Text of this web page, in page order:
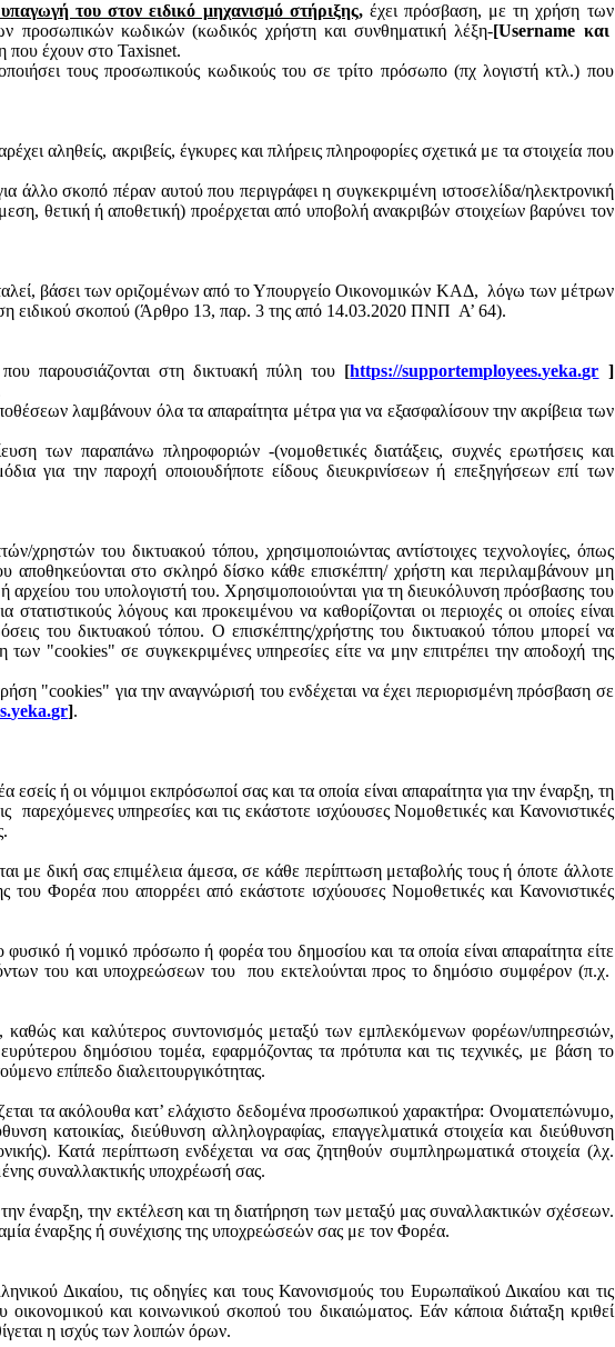
του στον ειδικό μηχανισμό στήριξης,έχει πρόσβαση, με τη χρήση των
προσωπικών κωδικών (κωδικός χρήστη και συνθηματική λέξη-[Username και
που έχουν στο Taxisnet.
τους προσωπικούς κωδικούς του σε τρίτο πρόσωπο (πχ λογιστή κτλ.) που
αληθείς, ακριβείς, έγκυρες και πλήρεις πληροφορίες σχετικά με τα στοιχεία που
άλλο σκοπό πέραν αυτού που περιγράφει η συγκεκριμένη ιστοσελίδα/ηλεκτρονική
θετική ή αποθετική) προέρχεται από υποβολή ανακριβών στοιχείων βαρύνει τον
βάσει των οριζομένων από το Υπουργείο Οικονομικών ΚΑΔ, λόγω των μέτρων
ειδικού σκοπού (Άρθρο 13, παρ. 3 της από 14.03.2020 ΠΝΠ Α’ 64).
παρουσιάζονται στη δικτυακή πύλη του [https://supportemployees.yeka.gr ]
λαμβάνουν όλα τα απαραίτητα μέτρα για να εξασφαλίσουν την ακρίβεια των
των παραπάνω πληροφοριών -(νομοθετικές διατάξεις, συχνές ερωτήσεις και
για την παροχή οποιουδήποτε είδους διευκρινίσεων ή επεξηγήσεων επί των
χρηστών του δικτυακού τόπου, χρησιμοποιώντας αντίστοιχες τεχνολογίες, όπως
αποθηκεύονται στο σκληρό δίσκο κάθε επισκέπτη/ χρήστη και περιλαμβάνουν μη
του υπολογιστή του. Χρησιμοποιούνται για τη διευκόλυνση πρόσβασης του
λόγους και προκειμένου να καθορίζονται οι περιοχές οι οποίες είναι
του δικτυακού τόπου. Ο επισκέπτης/χρήστης του δικτυακού τόπου μπορεί να
των "cookies" σε συγκεκριμένες υπηρεσίες είτε να μην επιτρέπει την αποδοχή της
"cookies" για την αναγνώρισή του ενδέχεται να έχει περιορισμένη πρόσβαση σε
.yeka.gr].
ή οι νόμιμοι εκπρόσωποί σας και τα οποία είναι απαραίτητα για την έναρξη, τη
παρεχόμενες υπηρεσίες και τις εκάστοτε ισχύουσες Νομοθετικές και Κανονιστικές
με δική σας επιμέλεια άμεσα, σε κάθε περίπτωση μεταβολής τους ή όποτε άλλοτε
Φορέα που απορρέει από εκάστοτε ισχύουσες Νομοθετικές και Κανονιστικές
ή νομικό πρόσωπο ή φορέα του δημοσίου και τα οποία είναι απαραίτητα είτε
του και υποχρεώσεων του
που εκτελούνται προς το δημόσιο συμφέρον (π.χ.
και καλύτερος συντονισμός μεταξύ των εμπλεκόμενων φορέων/υπηρεσιών,
δημόσιου τομέα, εφαρμόζοντας τα πρότυπα και τις τεχνικές, με βάση το
επίπεδο διαλειτουργικότητας.
τα ακόλουθα κατ’ ελάχιστο δεδομένα προσωπικού χαρακτήρα: Ονοματεπώνυμο,
κατοικίας, διεύθυνση αλληλογραφίας, επαγγελματικά στοιχεία και διεύθυνση
Κατά περίπτωση ενδέχεται να σας ζητηθούν συμπληρωματικά στοιχεία (λχ.
συναλλακτικής υποχρέωσή σας.
έναρξη, την εκτέλεση και τη διατήρηση των μεταξύ μας συναλλακτικών σχέσεων.
έναρξης ή συνέχισης της υποχρεώσεών σας με τον Φορέα.
Δικαίου, τις οδηγίες και τους Κανονισμούς του Ευρωπαϊκού Δικαίου και τις
και κοινωνικού σκοπού του δικαιώματος. Εάν κάποια διάταξη κριθεί
η ισχύς των λοιπών όρων.